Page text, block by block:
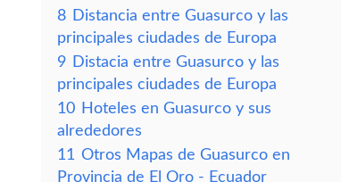
8 Distancia entre Guasurco y las
principales ciudades de Europa
9 Distacia entre Guasurco y las
principales ciudades de Europa
10 Hoteles en Guasurco y sus
alrededores
11 Otros Mapas de Guasurco en
Provincia de El Oro - Ecuador